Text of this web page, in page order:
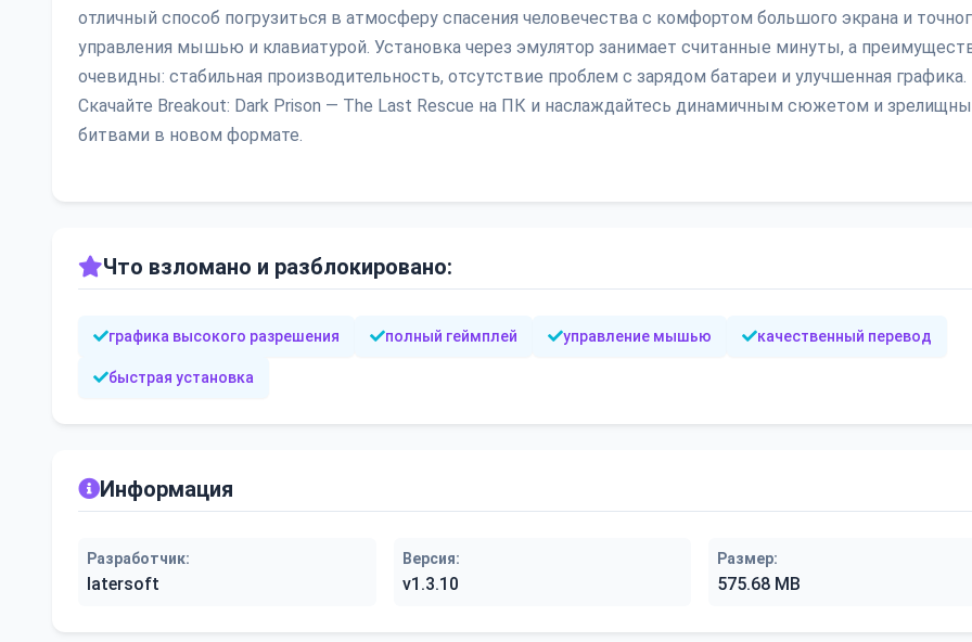
отличный способ погрузиться в атмосферу спасения человечества с комфортом большого экрана и
управления мышью и клавиатурой. Установка через эмулятор занимает считанные минуты, а
очевидны: стабильная производительность, отсутствие проблем с зарядом батареи и улучшенная графика.
Скачайте Breakout: Dark Prison — The Last Rescue на ПК и наслаждайтесь динамичным сюжетом и
битвами в новом формате.
Что взломано и разблокировано:
графика высокого разрешения полный геймплей управление мышью качественный перевод
быстрая установка
Информация
Разработчик:
latersoft
Версия:
v1.3.10
Размер:
575.68 MB